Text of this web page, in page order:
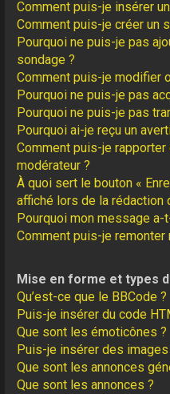
Comment puis-je insérer
Comment puis-je créer un
Pourquoi ne puis-je pas
sondage ?
Comment puis-je modifier
Pourquoi ne puis-je pas
Pourquoi ne puis-je pas
Pourquoi ai-je reçu un
Comment puis-je
modérateur ?
À quoi sert le bouton «
affiché lors de la rédaction
Pourquoi mon message a-
Comment puis-je remonter
Mise en forme et types
Qu’est-ce que le BBCode ?
Puis-je insérer du code
Que sont les émoticônes ?
Puis-je insérer des images
Que sont les annonces
Que sont les annonces ?